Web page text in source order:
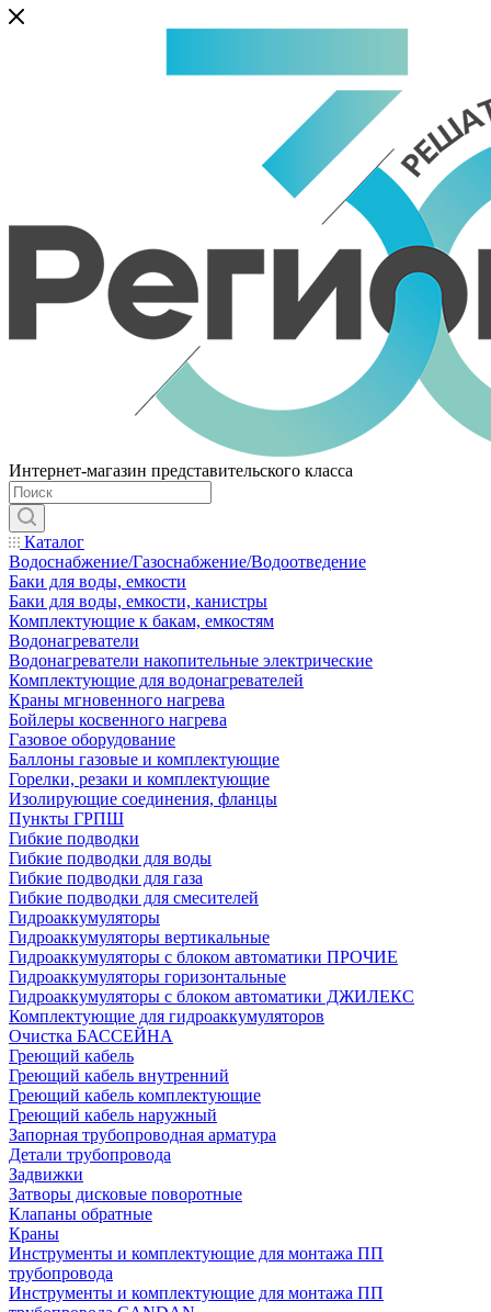
Интернет-магазин представительского класса
Каталог
Водоснабжение/Газоснабжение/Водоотведение
Баки для воды, емкости
Баки для воды, емкости, канистры
Комплектующие к бакам, емкостям
Водонагреватели
Водонагреватели накопительные электрические
Комплектующие для водонагревателей
Краны мгновенного нагрева
Бойлеры косвенного нагрева
Газовое оборудование
Баллоны газовые и комплектующие
Горелки, резаки и комплектующие
Изолирующие соединения, фланцы
Пункты ГРПШ
Гибкие подводки
Гибкие подводки для воды
Гибкие подводки для газа
Гибкие подводки для смесителей
Гидроаккумуляторы
Гидроаккумуляторы вертикальные
Гидроаккумуляторы с блоком автоматики ПРОЧИЕ
Гидроаккумуляторы горизонтальные
Гидроаккумуляторы с блоком автоматики ДЖИЛЕКС
Комплектующие для гидроаккумуляторов
Очистка БАССЕЙНА
Греющий кабель
Греющий кабель внутренний
Греющий кабель комплектующие
Греющий кабель наружный
Запорная трубопроводная арматура
Детали трубопровода
Задвижки
Затворы дисковые поворотные
Клапаны обратные
Краны
Инструменты и комплектующие для монтажа ПП
трубопровода
Инструменты и комплектующие для монтажа ПП